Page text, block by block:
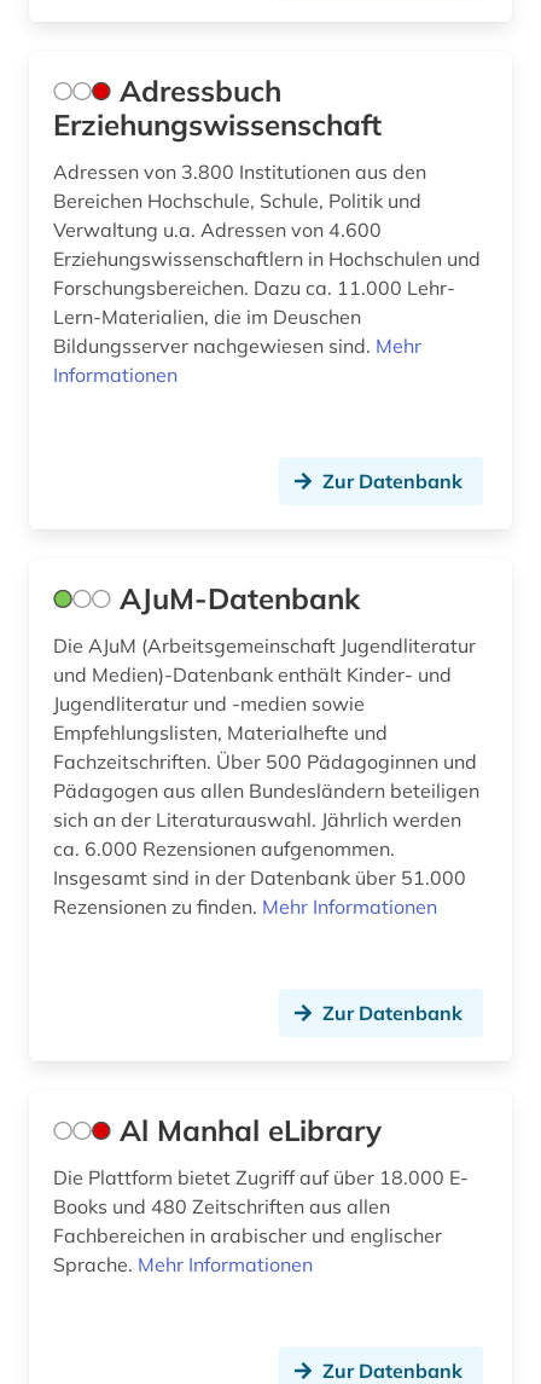
demoskopie (1)
design (3)
dessau (1)
deutsches sprachgebiet (1)
deutschland (19)
digitales spiel (1)
dissertation (2)
diversität (1)
dokumentenserver (1)
drittes reich (2)
drogen (1)
e-learning (8)
e-teaching (1)
ebook (1)
economy (1)
Adressbuch
Erziehungswissenschaft
Adressen von 3.800 Institutionen aus den
Bereichen Hochschule, Schule, Politik und
Verwaltung u.a. Adressen von 4.600
Erziehungswissenschaftlern in Hochschulen und
Forschungsbereichen. Dazu ca. 11.000 Lehr-
Lern-Materialien, die im Deuschen
Bildungsserver nachgewiesen sind. Mehr
Informationen
Zur Datenbank
AJuM-Datenbank
Die AJuM (Arbeitsgemeinschaft Jugendliteratur
und Medien)-Datenbank enthält Kinder- und
Jugendliteratur und -medien sowie
Empfehlungslisten, Materialhefte und
Fachzeitschriften. Über 500 Pädagoginnen und
Pädagogen aus allen Bundesländern beteiligen
sich an der Literaturauswahl. Jährlich werden
ca. 6.000 Rezensionen aufgenommen.
Insgesamt sind in der Datenbank über 51.000
Rezensionen zu finden. Mehr Informationen
Zur Datenbank
Al Manhal eLibrary
Die Plattform bietet Zugriff auf über 18.000 E-
Books und 480 Zeitschriften aus allen
Fachbereichen in arabischer und englischer
Sprache. Mehr Informationen
Zur Datenbank